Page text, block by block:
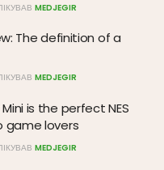
MEDJEGIR
The definition of a
MEDJEGIR
is the perfect NES
game lovers
MEDJEGIR